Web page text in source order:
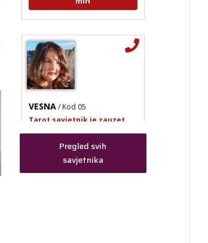
Tarot savjetnik je zauzet
yi ching, knjiga promjena
mudrosti, rune, izrada runskih
Pregled svih
savjetnika